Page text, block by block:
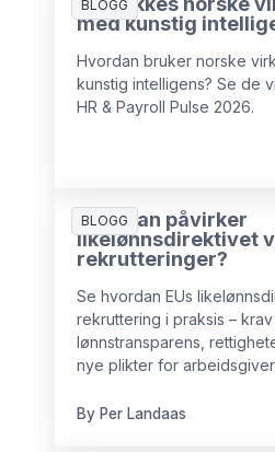
BLOGG
med kunstig
Hvordan bruker norske
kunstig intelligens? Se de
HR & Payroll Pulse 2026.
BLOGG
Hvordan påvirker
likelønnsdirektivet
rekrutteringer?
Se hvordan EUs
rekruttering i praksis – krav
lønnstransparens,
nye plikter for
By Per Landaas